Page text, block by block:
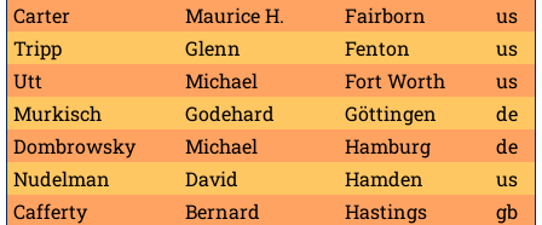
Carter
Maurice H. Fairborn
us
Tripp
Glenn Fenton
us
Utt
Michael Fort Worth
us
Murkisch
Godehard Göttingen
de
Dombrowsky
Michael Hamburg
de
Nudelman
David Hamden
us
Cafferty
Bernard Hastings
gb